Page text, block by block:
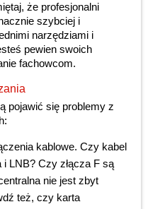
że profesjonalni
szybciej i
narzędziami i
pewien swoich
fachowcom.
pojawić się problemy z
kablowe. Czy kabel
i LNB? Czy złącza F są
nie jest zbyt
też, czy karta